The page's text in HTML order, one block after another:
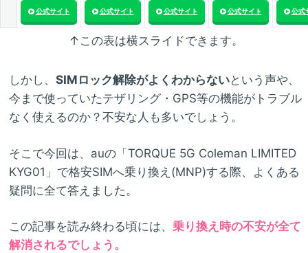
公式サイト 公式サイト 公式サイト 公式サイト 公式
↑この表は横スライドできます。
しかし、 SIMロック解除がよくわからないという声や、
今まで使っていたテザリング・GPS等の機能がトラブル
なく使えるのか？不安な人も多いでしょう。
そこで今回は、auの「TORQUE 5G Coleman LIMITED
KYG01」で格安SIMへ乗り換え(MNP)する際、よくある
疑問に全て答えました。
この記事を読み終わる頃には、 乗り換え時の不安が全て
解消されるでしょう。